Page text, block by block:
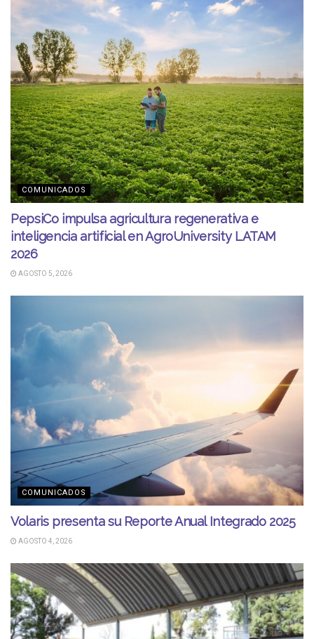
COMUNICADOS
PepsiCo impulsa agricultura regenerativa e
inteligencia artificial en AgroUniversity LATAM
2026
AGOSTO 5, 2026
COMUNICADOS
Volaris presenta su Reporte Anual Integrado 2025
AGOSTO 4, 2026